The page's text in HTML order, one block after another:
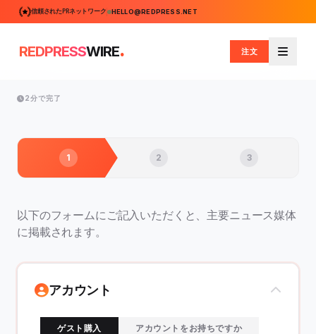
信頼されたPRネットワーク HELLO@REDPRESS.NET
REDPRESSWIRE. 注文
メニ
2分で完了
1 2 3
以下のフォームにご記入いただくと、主要ニュース媒体
に掲載されます。
アカウント
ゲスト購入 アカウントをお持ちですか